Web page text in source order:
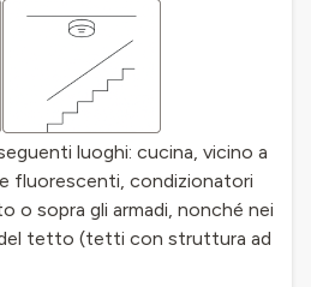
luoghi: cucina, vicino a
fluorescenti, condizionatori
o sopra gli armadi, nonché nei
tetto (tetti con struttura ad